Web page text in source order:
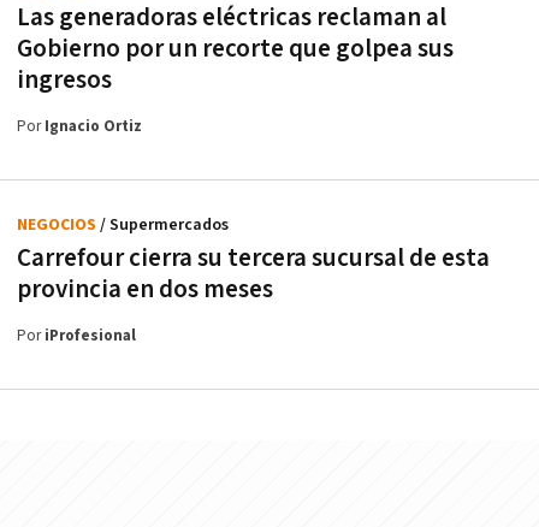
Las generadoras eléctricas reclaman al
Gobierno por un recorte que golpea sus
ingresos
PorIgnacio Ortiz
Carrefour cierra su tercera sucursal de esta
provincia en dos meses
NEGOCIOS / Supermercados
PoriProfesional